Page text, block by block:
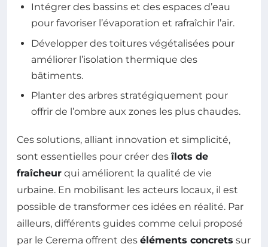
Intégrer des bassins et des espaces d’eau
pour favoriser l’évaporation et rafraîchir l’air.
Développer des toitures végétalisées pour
améliorer l’isolation thermique des
bâtiments.
Planter des arbres stratégiquement pour
offrir de l’ombre aux zones les plus chaudes.
Ces solutions, alliant innovation et simplicité,
sont essentielles pour créer des îlots de
fraîcheur qui améliorent la qualité de vie
urbaine. En mobilisant les acteurs locaux, il est
possible de transformer ces idées en réalité. Par
ailleurs, différents guides comme celui proposé
par le Cerema offrent des éléments concrets sur